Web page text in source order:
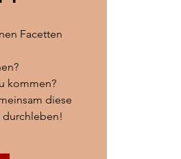
Facetten
kommen?
diese
durchleben!